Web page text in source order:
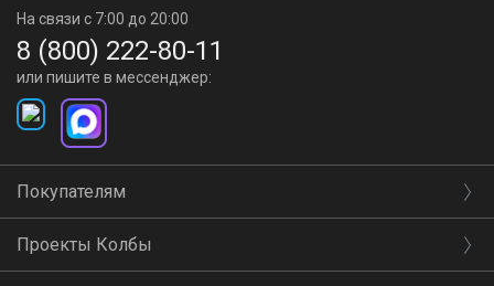
На связи с 7:00 до 20:00
8 (800) 222-80-11
или пишите в мессенджер:
Покупателям
Проекты Колбы